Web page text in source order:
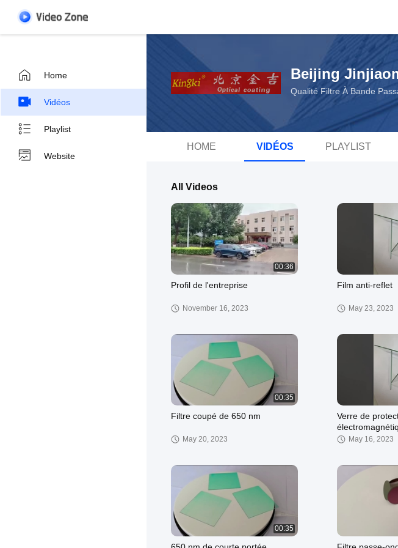
Home
Vidéos
Playlist
Website
Beijing
Qualité Filtre À Bande
HOME VIDÉOS PLAYLIST
All Videos
00:36
Profil de l'entreprise
November 16, 2023
Film anti-reflet
May 23, 2023
00:35
Filtre coupé de 650 nm
May 20, 2023
Verre de
May 16, 2023
00:35